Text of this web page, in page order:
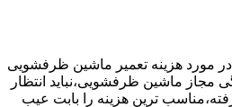
مورد هزینه تعمیر ماشین ظرفشویی
ماشین ظرفشویی،نباید انتظار
ترین هزینه را بابت عیب